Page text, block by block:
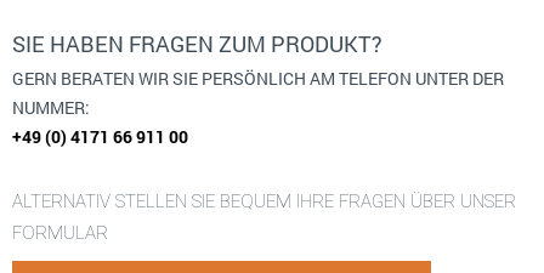
SIE HABEN FRAGEN ZUM PRODUKT?
GERN BERATEN WIR SIE PERSÖNLICH AM TELEFON UNTER DER
NUMMER:
+49 (0) 4171 66 911 00
ALTERNATIV STELLEN SIE BEQUEM IHRE FRAGEN ÜBER UNSER
FORMULAR